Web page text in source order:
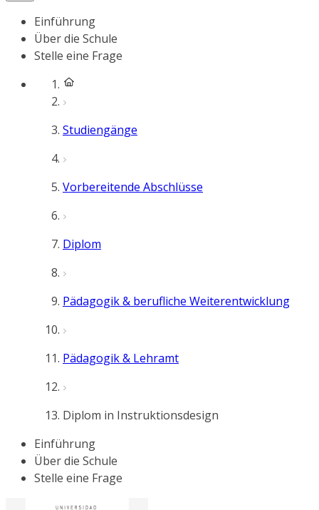
Einführung
Über die Schule
Stelle eine Frage
Studiengänge
Vorbereitende Abschlüsse
Diplom
Pädagogik & berufliche Weiterentwicklung
Pädagogik & Lehramt
Diplom in Instruktionsdesign
Einführung
Über die Schule
Stelle eine Frage